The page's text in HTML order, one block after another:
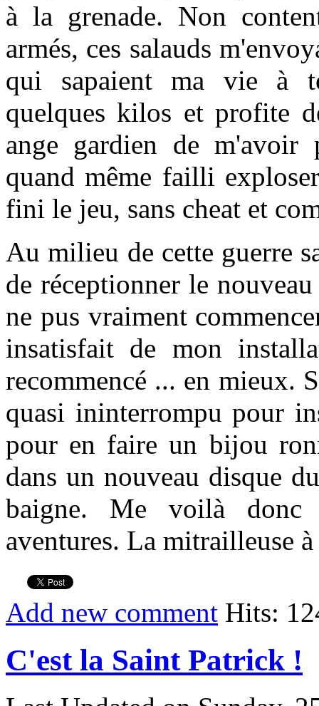
à la grenade. Non
armés, ces salauds
qui sapaient ma vie à
quelques kilos et profite
ange gardien de m'avoir
quand même failli
fini le jeu, sans cheat et
Au milieu de cette guerre
de réceptionner le
ne pus vraiment
insatisfait de mon
recommencé ... en mieux.
quasi ininterrompu pour
pour en faire un bijou
dans un nouveau disque
baigne. Me voilà
aventures. La mitrailleuse
Add new comment Hits:
C'est la Saint Patrick !